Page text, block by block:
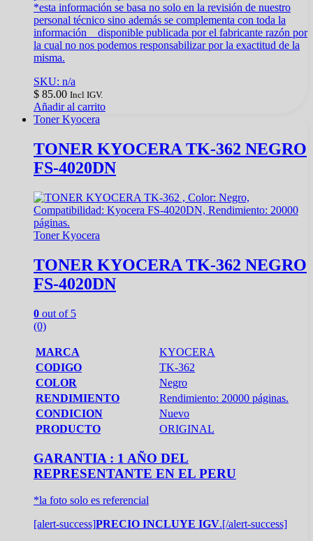
*esta información se basa no solo en la revisión de nuestro
personal técnico sino además se complementa con toda la
información disponible publicada por el fabricante razón por
la cual no nos podemos responsabilizar por la exactitud de la
misma.
SKU: n/a
$ 85.00 Incl IGV.
Añadir al carrito
Toner Kyocera
TONER KYOCERA TK-362 NEGRO
FS-4020DN
Toner Kyocera
TONER KYOCERA TK-362 NEGRO
FS-4020DN
0 out of 5
(0)
MARCA
KYOCERA
CODIGO
TK-362
COLOR
Negro
RENDIMIENTO
Rendimiento: 20000 páginas.
CONDICION
Nuevo
PRODUCTO
ORIGINAL
GARANTIA : 1 AÑO DEL
REPRESENTANTE EN EL PERU
*la foto solo es referencial
[alert-success]PRECIO INCLUYE IGV.[/alert-success]